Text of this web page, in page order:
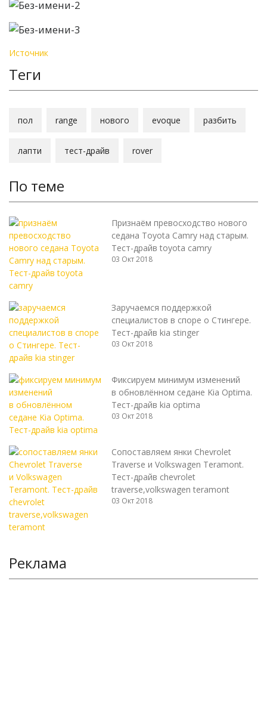
Источник
Теги
пол range нового evoque разбить
лапти тест-драйв rover
По теме
Признаём превосходство нового
седана Toyota Camry над старым.
Тест-драйв toyota camry
03 Окт 2018
Заручаемся поддержкой
специалистов в споре о Стингере.
Тест-драйв kia stinger
03 Окт 2018
Фиксируем минимум изменений
в обновлённом седане Kia Optima.
Тест-драйв kia optima
03 Окт 2018
Сопоставляем янки Chevrolet
Traverse и Volkswagen Teramont.
Тест-драйв chevrolet
traverse,volkswagen teramont
03 Окт 2018
Реклама